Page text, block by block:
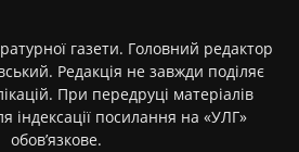
газети. Головний редактор
Редакція не завжди поділяє
При передруці матеріалів
індексації посилання на «УЛГ»
обов’язкове.